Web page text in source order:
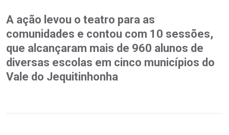
A ação levou o teatro para as
comunidades e contou com 10 sessões,
que alcançaram mais de 960 alunos de
diversas escolas em cinco municípios do
Vale do Jequitinhonha